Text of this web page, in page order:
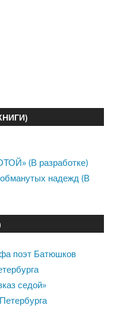
(В разработке)
надежд (В
поэт Батюшков
седой»